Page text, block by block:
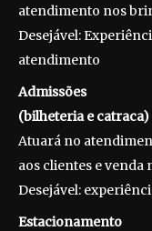
atendimento nos
Desejável:
atendimento
Admissões
(bilheteria e catraca)
Atuará no
aos clientes e venda
Desejável:
Estacionamento